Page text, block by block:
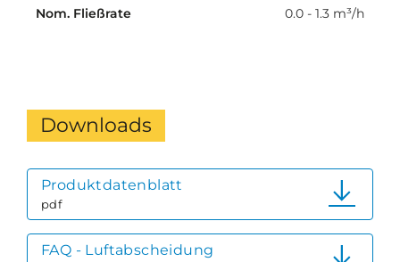
Nom. Fließrate 0.0 - 1.3 m³/h
Downloads
Produktdatenblatt
pdf
FAQ - Luftabscheidung